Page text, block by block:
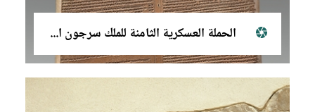
الحملة العسكرية الثامنة للملك سرجون الثاني